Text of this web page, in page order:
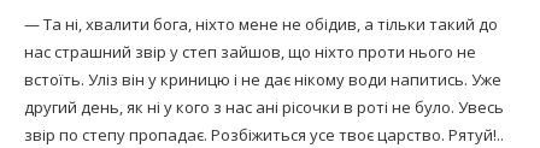
— Та ні, хвалити бога, ніхто мене не обідив, а тільки такий до
нас страшний звір у степ зайшов, що ніхто проти нього не
встоїть. Уліз він у криницю і не дає нікому води напитись. Уже
другий день, як ні у кого з нас ані рісочки в роті не було. Увесь
звір по степу пропадає. Розбіжиться усе твоє царство. Рятуй!..